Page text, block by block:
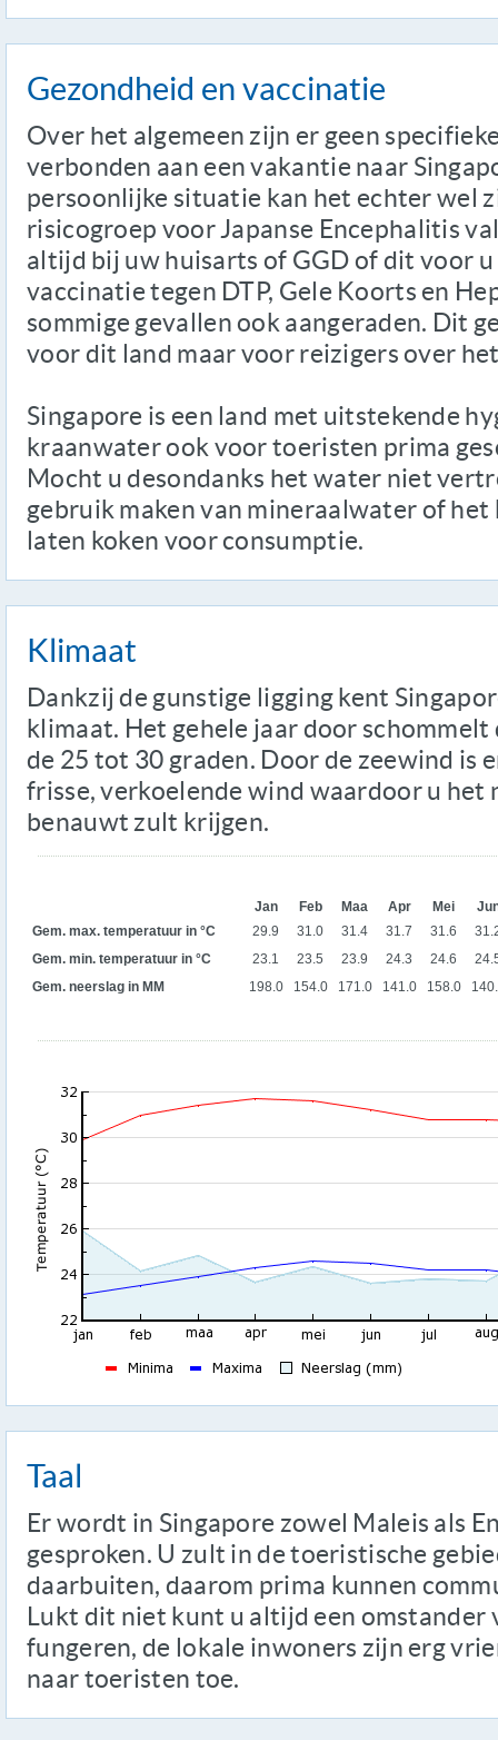
Gezondheid en vaccinatie
Over het algemeen zijn er geen
verbonden aan een vakantie naar
persoonlijke situatie kan het echter wel
risicogroep voor Japanse Encephalitis
altijd bij uw huisarts of GGD of dit voor u
vaccinatie tegen DTP, Gele Koorts en
sommige gevallen ook aangeraden. Dit
voor dit land maar voor reizigers over
Singapore is een land met uitstekende
kraanwater ook voor toeristen prima
Mocht u desondanks het water niet
gebruik maken van mineraalwater of
laten koken voor consumptie.
Klimaat
Dankzij de gunstige ligging kent
klimaat. Het gehele jaar door
de 25 tot 30 graden. Door de zeewind is
frisse, verkoelende wind waardoor u het
benauwt zult krijgen.
Jan Feb Maa Apr Mei
Gem. max. temperatuur in °C
29.9 31.0 31.4 31.7 31.6
Gem. min. temperatuur in °C
23.1 23.5 23.9 24.3 24.6
Gem. neerslag in MM
198.0 154.0 171.0 141.0 158.0
Taal
Er wordt in Singapore zowel Maleis als
gesproken. U zult in de toeristische
daarbuiten, daarom prima kunnen
Lukt dit niet kunt u altijd een omstander
fungeren, de lokale inwoners zijn erg
naar toeristen toe.